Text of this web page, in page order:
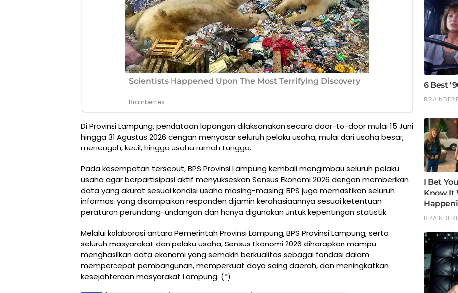
Di Provinsi Lampung, pendataan lapangan dilaksanakan secara door-to-door mulai 15 Juni
hingga 31 Agustus 2026 dengan menyasar seluruh pelaku usaha, mulai dari usaha besar,
menengah, kecil, hingga usaha rumah tangga.
Pada kesempatan tersebut, BPS Provinsi Lampung kembali mengimbau seluruh pelaku
usaha agar berpartisipasi aktif menyukseskan Sensus Ekonomi 2026 dengan memberikan
data yang akurat sesuai kondisi usaha masing-masing. BPS juga memastikan seluruh
informasi yang disampaikan responden dijamin kerahasiaannya sesuai ketentuan
peraturan perundang-undangan dan hanya digunakan untuk kepentingan statistik.
Melalui kolaborasi antara Pemerintah Provinsi Lampung, BPS Provinsi Lampung, serta
seluruh masyarakat dan pelaku usaha, Sensus Ekonomi 2026 diharapkan mampu
menghasilkan data ekonomi yang semakin berkualitas sebagai fondasi dalam
mempercepat pembangunan, memperkuat daya saing daerah, dan meningkatkan
kesejahteraan masyarakat Lampung. (*)